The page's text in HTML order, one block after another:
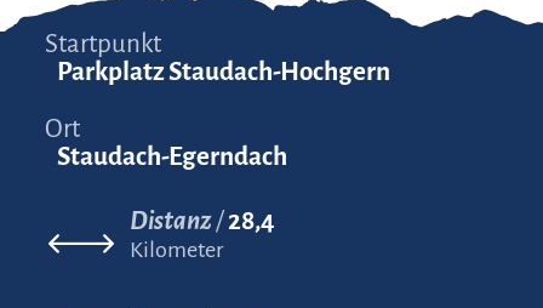
Startpunkt
Parkplatz Staudach-Hochgern
Ort
Staudach-Egerndach
Distanz 28,4
Kilometer